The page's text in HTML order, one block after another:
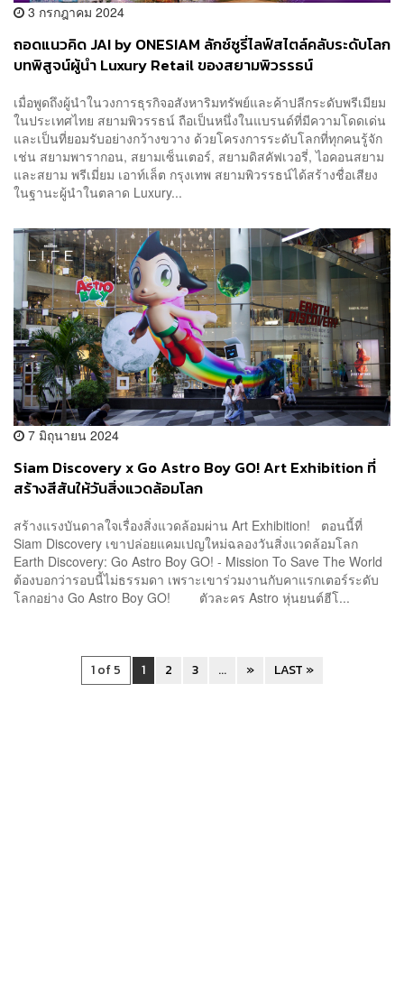
3 กรกฎาคม 2024
ถอดแนวคิด JAI by ONESIAM ลักซ์ซูรี่ไลฟ์สไตล์คลับระดับโลก
บทพิสูจน์ผู้นำ Luxury Retail ของสยามพิวรรธน์
เมื่อพูดถึงผู้นำในวงการธุรกิจอสังหาริมทรัพย์และค้าปลีกระดับพรีเมียม
ในประเทศไทย สยามพิวรรธน์ ถือเป็นหนึ่งในแบรนด์ที่มีความโดดเด่น
และเป็นที่ยอมรับอย่างกว้างขวาง ด้วยโครงการระดับโลกที่ทุกคนรู้จัก
เช่น สยามพารากอน, สยามเซ็นเตอร์, สยามดิสคัฟเวอรี่, ไอคอนสยาม
และสยาม พรีเมี่ยม เอาท์เล็ต กรุงเทพ สยามพิวรรธน์ได้สร้างชื่อเสียง
ในฐานะผู้นำในตลาด Luxury...
7 มิถุนายน 2024
Siam Discovery x Go Astro Boy GO! Art Exhibition ที่
สร้างสีสันให้วันสิ่งแวดล้อมโลก
สร้างแรงบันดาลใจเรื่องสิ่งแวดล้อมผ่าน Art Exhibition! ตอนนี้ที่
Siam Discovery เขาปล่อยแคมเปญใหม่ฉลองวันสิ่งแวดล้อมโลก
Earth Discovery: Go Astro Boy GO! - Mission To Save The World
ต้องบอกว่ารอบนี้ไม่ธรรมดา เพราะเขาร่วมงานกับคาแรกเตอร์ระดับ
โลกอย่าง Go Astro Boy GO! ตัวละคร Astro หุ่นยนต์ฮีโ...
1 of 5 1 2 3 ... » LAST »